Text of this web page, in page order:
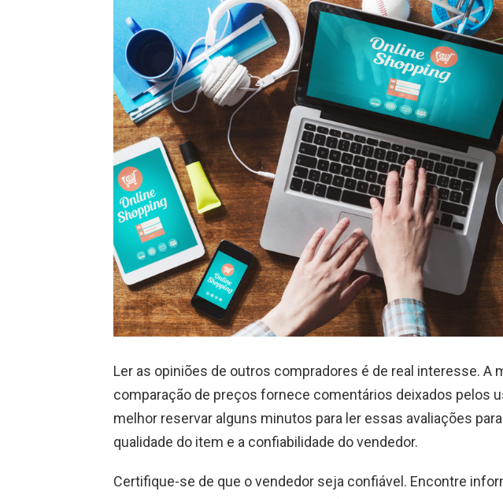
Ler as opiniões de outros compradores é de real interesse. A
comparação de preços fornece comentários deixados pelos
melhor reservar alguns minutos para ler essas avaliações
qualidade do item e a confiabilidade do vendedor.
Certifique-se de que o vendedor seja confiável. Encontre